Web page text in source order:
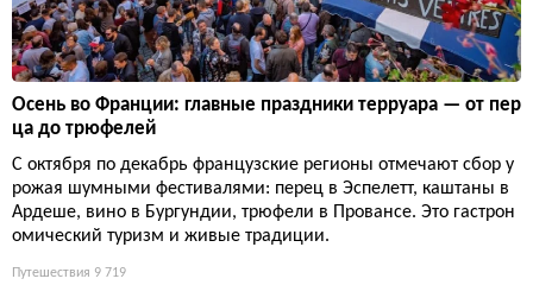
Осень во Франции: главные праздники терруара — от пер
ца до трюфелей
С октября по декабрь французские регионы отмечают сбор у
рожая шумными фестивалями: перец в Эспелетт, каштаны в
Ардеше, вино в Бургундии, трюфели в Провансе. Это гастрон
омический туризм и живые традиции.
Путешествия 9 719